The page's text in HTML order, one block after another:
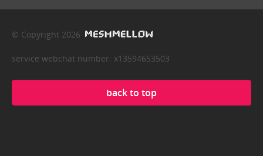
© Copyright 2026
service webchat number: x13594653503
back to top